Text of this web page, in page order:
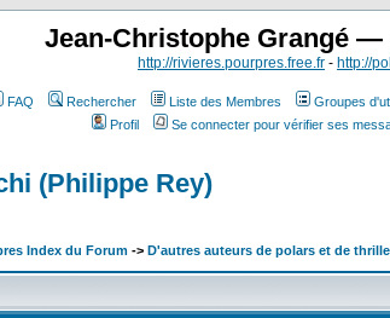
Jean-Christophe Grangé
http://rivieres.pourpres.free.fr - http://
FAQ Rechercher Liste des Membres Groupes
Profil
Se connecter pour vérifier ses
(Philippe Rey)
Index du Forum -> D'autres auteurs de polars et de